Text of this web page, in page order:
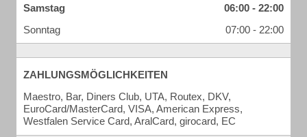
Samstag
06:00 - 22:00
Sonntag
07:00 - 22:00
ZAHLUNGSMÖGLICHKEITEN
Maestro, Bar, Diners Club, UTA, Routex, DKV,
EuroCard/MasterCard, VISA, American Express,
Westfalen Service Card, AralCard, girocard, EC